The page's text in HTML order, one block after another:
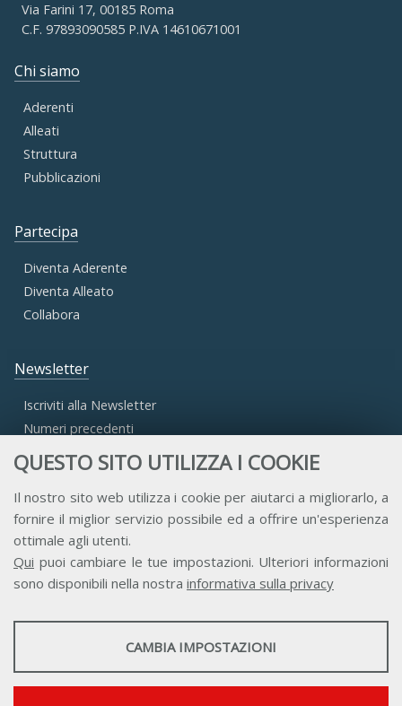
QUESTO SITO UTILIZZA I COOKIE
Il nostro sito web utilizza i cookie per aiutarci a migliorarlo, a
fornire il miglior servizio possibile ed a offrire un'esperienza
ottimale agli utenti.
Qui puoi cambiare le tue impostazioni. Ulteriori informazioni
sono disponibili nella nostra informativa sulla privacy
STATISTICHE
CAMBIA IMPOSTAZIONI
Via Farini 17, 00185 Roma
C.F. 97893090585 P.IVA 14610671001
Chi siamo
Aderenti
Alleati
Struttura
Pubblicazioni
Partecipa
Diventa Aderente
Diventa Alleato
Collabora
Newsletter
Iscriviti alla Newsletter
Numeri precedenti
Accesso Aderenti
Accesso Consulta
Accesso Team
Contatti Privacy Trasparenza Credits